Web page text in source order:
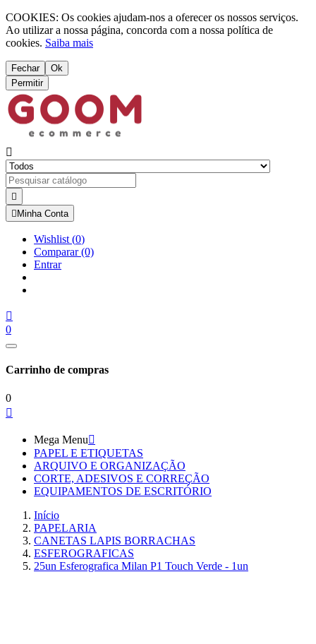
COOKIES: Os cookies ajudam-nos a oferecer os nossos serviços.
Ao utilizar a nossa página, concorda com a nossa política de
cookies. Saiba mais
Fechar
Ok
Permitir


 Minha Conta
Wishlist (0)
Comparar(0)
Entrar

0
Carrinho de compras
0

Mega Menu
PAPEL E ETIQUETAS
ARQUIVO E ORGANIZAÇÃO
CORTE, ADESIVOS E CORREÇÃO
EQUIPAMENTOS DE ESCRITÓRIO
Início
PAPELARIA
CANETAS LAPIS BORRACHAS
ESFEROGRAFICAS
25un Esferografica Milan P1 Touch Verde - 1un